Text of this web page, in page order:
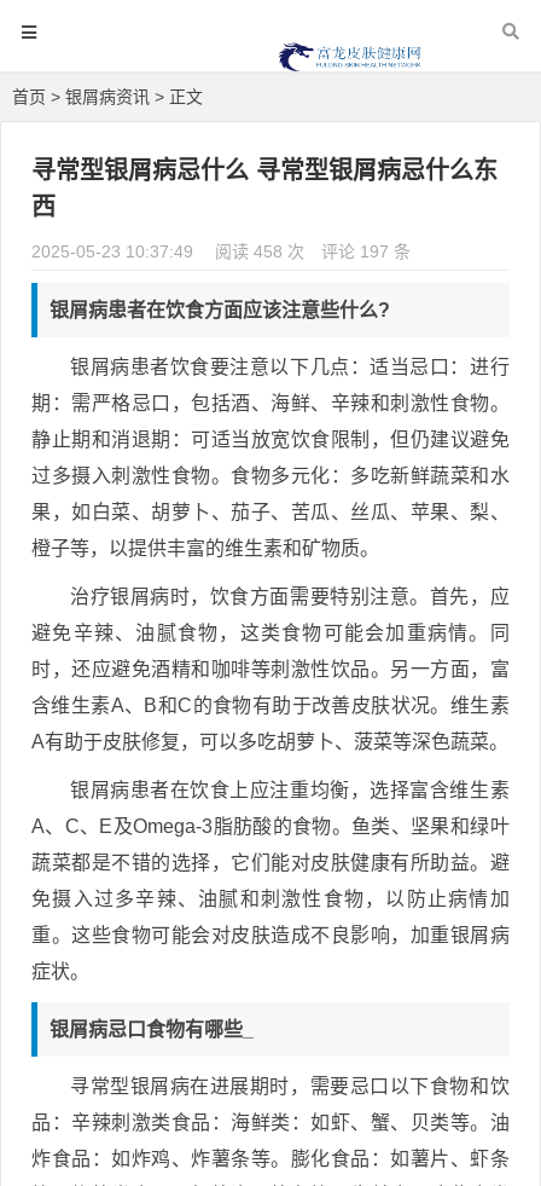
首页 > 银屑病资讯 > 正文
寻常型银屑病忌什么 寻常型银屑病忌什么东
西
2025-05-23 10:37:49 阅读 458 次 评论 197 条
银屑病患者在饮食方面应该注意些什么?
银屑病患者饮食要注意以下几点：适当忌口：进行
期：需严格忌口，包括酒、海鲜、辛辣和刺激性食物。
静止期和消退期：可适当放宽饮食限制，但仍建议避免
过多摄入刺激性食物。食物多元化：多吃新鲜蔬菜和水
果，如白菜、胡萝卜、茄子、苦瓜、丝瓜、苹果、梨、
橙子等，以提供丰富的维生素和矿物质。
治疗银屑病时，饮食方面需要特别注意。首先，应
避免辛辣、油腻食物，这类食物可能会加重病情。同
时，还应避免酒精和咖啡等刺激性饮品。另一方面，富
含维生素A、B和C的食物有助于改善皮肤状况。维生素
A有助于皮肤修复，可以多吃胡萝卜、菠菜等深色蔬菜。
银屑病患者在饮食上应注重均衡，选择富含维生素
A、C、E及Omega-3脂肪酸的食物。鱼类、坚果和绿叶
蔬菜都是不错的选择，它们能对皮肤健康有所助益。避
免摄入过多辛辣、油腻和刺激性食物，以防止病情加
重。这些食物可能会对皮肤造成不良影响，加重银屑病
症状。
银屑病忌口食物有哪些_
寻常型银屑病在进展期时，需要忌口以下食物和饮
品：辛辣刺激类食品：海鲜类：如虾、蟹、贝类等。油
炸食品：如炸鸡、炸薯条等。膨化食品：如薯片、虾条